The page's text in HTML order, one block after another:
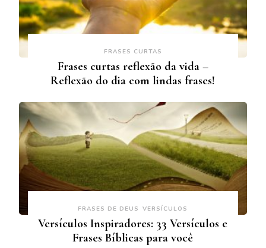
FRASES CURTAS
Frases curtas reflexão da vida –
Reflexão do dia com lindas frases!
FRASES DE DEUS VERSÍCULOS
Versículos Inspiradores: 33 Versículos e
Frases Bíblicas para você